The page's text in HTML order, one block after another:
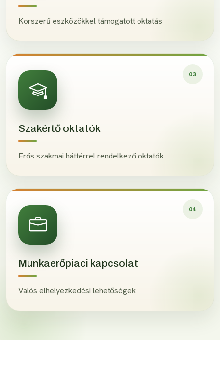
Korszerű eszközökkel támogatott oktatás
03
Szakértő oktatók
Erős szakmai háttérrel rendelkező oktatók
04
Munkaerőpiaci kapcsolat
Valós elhelyezkedési lehetőségek